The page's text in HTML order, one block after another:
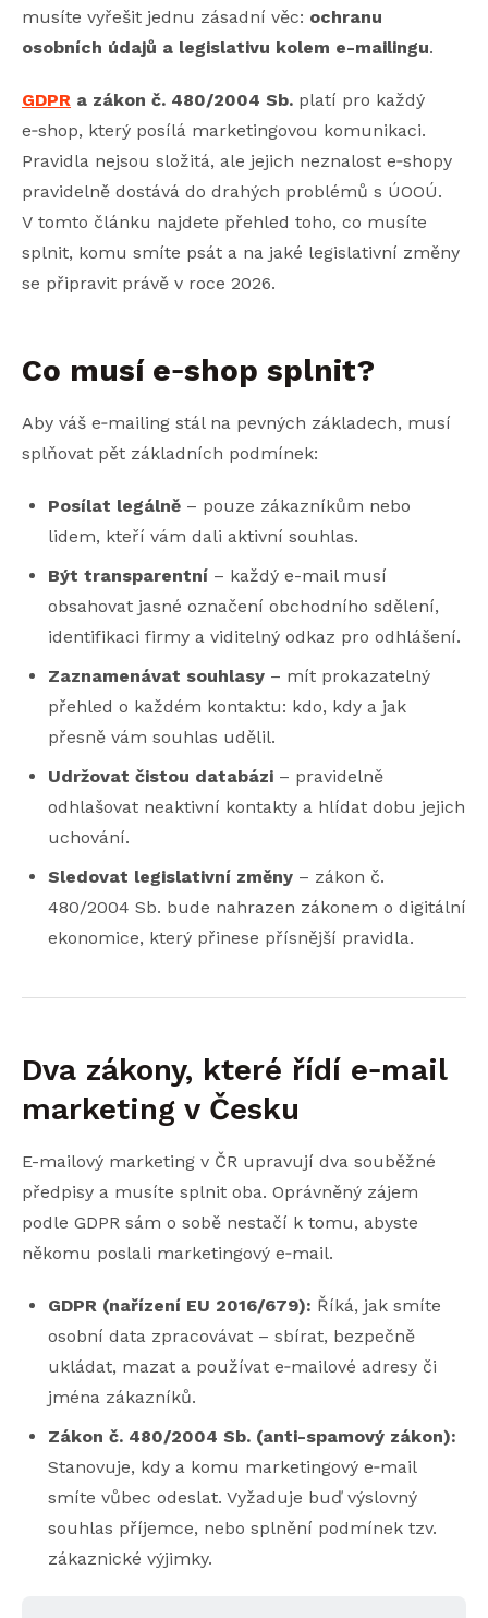
musíte vyřešit jednu zásadní věc: ochranu
osobních údajů a legislativu kolem e-mailingu.
GDPR a zákon č. 480/2004 Sb. platí pro každý
e‑shop, který posílá marketingovou komunikaci.
Pravidla nejsou složitá, ale jejich neznalost e‑shopy
pravidelně dostává do drahých problémů s ÚOOÚ.
V tomto článku najdete přehled toho, co musíte
splnit, komu smíte psát a na jaké legislativní změny
se připravit právě v roce 2026.
Co musí e‑shop splnit?
Aby váš e‑mailing stál na pevných základech, musí
splňovat pět základních podmínek:
Posílat legálně – pouze zákazníkům nebo
lidem, kteří vám dali aktivní souhlas.
Být transparentní – každý e-mail musí
obsahovat jasné označení obchodního sdělení,
identifikaci firmy a viditelný odkaz pro odhlášení.
Zaznamenávat souhlasy – mít prokazatelný
přehled o každém kontaktu: kdo, kdy a jak
přesně vám souhlas udělil.
Udržovat čistou databázi – pravidelně
odhlašovat neaktivní kontakty a hlídat dobu jejich
uchování.
Sledovat legislativní změny – zákon č.
480/2004 Sb. bude nahrazen zákonem o digitální
ekonomice, který přinese přísnější pravidla.
Dva zákony, které řídí e‑mail
marketing v Česku
E-mailový marketing v ČR upravují dva souběžné
předpisy a musíte splnit oba. Oprávněný zájem
podle GDPR sám o sobě nestačí k tomu, abyste
někomu poslali marketingový e‑mail.
GDPR (nařízení EU 2016/679): Říká, jak smíte
osobní data zpracovávat – sbírat, bezpečně
ukládat, mazat a používat e‑mailové adresy či
jména zákazníků.
Zákon č. 480/2004 Sb. (anti-spamový zákon):
Stanovuje, kdy a komu marketingový e‑mail
smíte vůbec odeslat. Vyžaduje buď výslovný
souhlas příjemce, nebo splnění podmínek tzv.
zákaznické výjimky.